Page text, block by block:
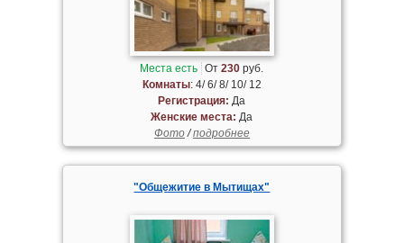
Места есть От230 руб.
Комнаты: 4/ 6/ 8/ 10/ 12
Регистрация: Да
Женские места: Да
Фото/подробнее
"Общежитие в Мытищах"